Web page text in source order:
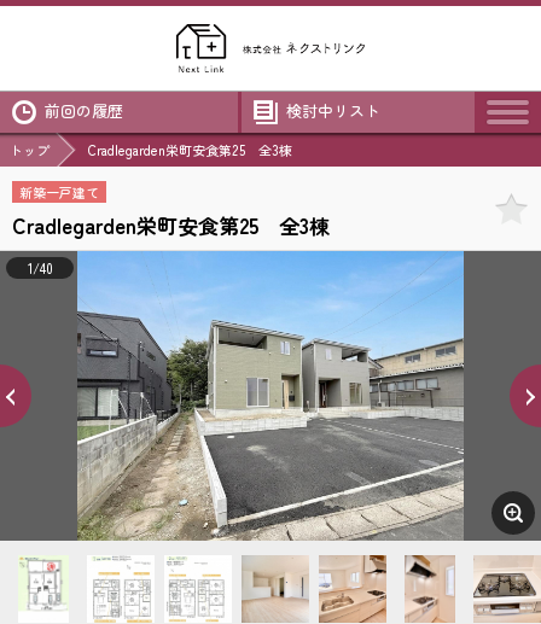
前回の履歴 検討中リスト
トップ Cradlegarden栄町安食第25 全3棟
新築一戸建て
Cradlegarden栄町安食第25 全3棟
1/40